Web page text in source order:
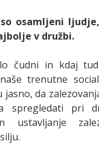
osamljeni
v družbi.
čudni in kdaj
trenutne
da
spregledati pri
ustavljanje